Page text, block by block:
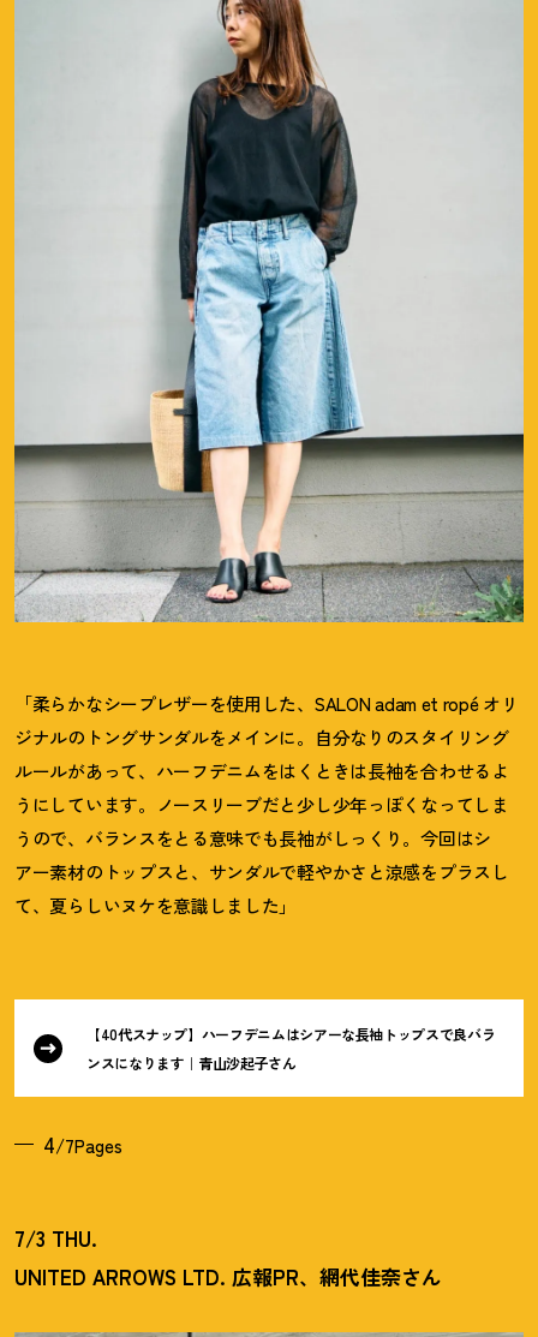
「柔らかなシープレザーを使用した、SALON adam et ropé オリ
ジナルのトングサンダルをメインに。自分なりのスタイリング
ルールがあって、ハーフデニムをはくときは長袖を合わせるよ
うにしています。ノースリーブだと少し少年っぽくなってしま
うので、バランスをとる意味でも長袖がしっくり。今回はシ
アー素材のトップスと、サンダルで軽やかさと涼感をプラスし
て、夏らしいヌケを意識しました」
【40代スナップ】ハーフデニムはシアーな長袖トップスで良バラ
ンスになります｜青山沙起子さん
4/7Pages
7/3 THU.
UNITED ARROWS LTD. 広報PR、網代佳奈さん